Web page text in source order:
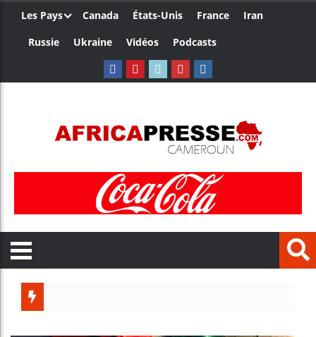
Les Pays Canada États-Unis France
Iran
Russie
Ukraine Vidéos Podcasts